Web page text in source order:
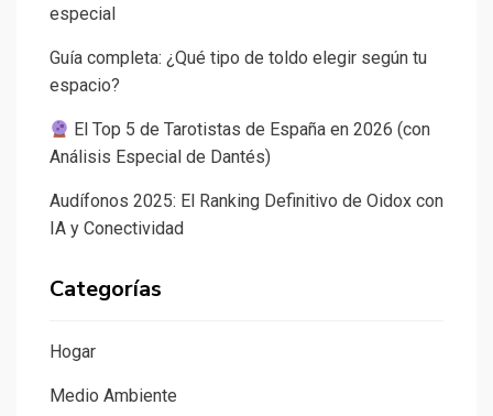
especial
Guía completa: ¿Qué tipo de toldo elegir según tu
espacio?
El Top 5 de Tarotistas de España en 2026 (con
Análisis Especial de Dantés)
Audífonos 2025: El Ranking Definitivo de Oidox con
IA y Conectividad
Categorías
Hogar
Medio Ambiente